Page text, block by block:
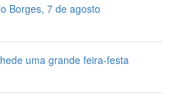
Borges, 7 de agosto
uma grande feira-festa